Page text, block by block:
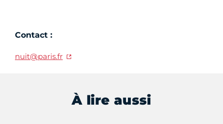
Contact :
nuit@paris.fr
À lire aussi